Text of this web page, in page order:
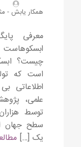
همکار یابش -
معرفی
چیست؟
است که
اطلاعاتی
علمی،
توسط
سطح جهان
یک […]